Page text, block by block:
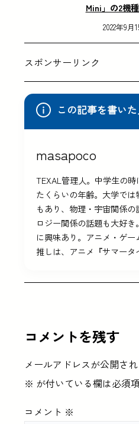
Mini」の2機
2022年9月
スポンサーリンク
この記事を書い
masapoco
TEXAL管理人。中学生の
たくらいの年齢。大学では
もあり、物理・宇宙関係
ロジー関係の話題も大好
に興味あり。アニメ・ゲ
推しは、アニメ『サマータ
コメントを残す
メールアドレスが公開さ
※ が付いている欄は必須
コメント ※